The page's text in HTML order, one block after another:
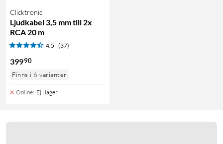
Clicktronic
Ljudkabel 3,5 mm till 2x
RCA 20 m
4.5 (37)
39990
Finns i 6 varianter
Online: Ej i lager